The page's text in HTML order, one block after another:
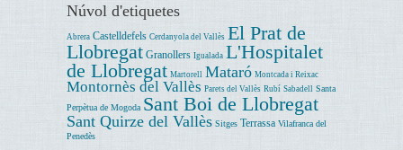
Núvol d'etiquetes
Abrera Castelldefels Cerdanyola del Vallès El Prat de
Llobregat Granollers Igualada L'Hospitalet
de Llobregat Martorell Mataró Montcada i Reixac
Montornès del Vallès Parets del Vallès Rubí Sabadell Santa
Perpètua de Mogoda Sant Boi de Llobregat
Sant Quirze del Vallès Sitges Terrassa Vilafranca del
Penedès